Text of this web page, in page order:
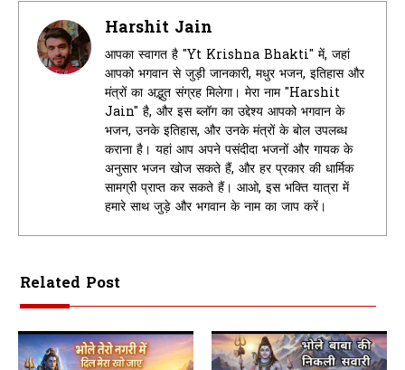
Harshit Jain
आपका स्वागत है "Yt Krishna Bhakti" में, जहां
आपको भगवान से जुड़ी जानकारी, मधुर भजन, इतिहास और
मंत्रों का अद्भुत संग्रह मिलेगा। मेरा नाम "Harshit
Jain" है, और इस ब्लॉग का उद्देश्य आपको भगवान के
भजन, उनके इतिहास, और उनके मंत्रों के बोल उपलब्ध
कराना है। यहां आप अपने पसंदीदा भजनों और गायक के
अनुसार भजन खोज सकते हैं, और हर प्रकार की धार्मिक
सामग्री प्राप्त कर सकते हैं। आओ, इस भक्ति यात्रा में
हमारे साथ जुड़े और भगवान के नाम का जाप करें।
Related Post